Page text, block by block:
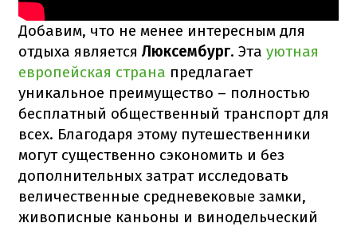
Добавим, что не менее интересным для
отдыха является Люксембург. Эта уютная
европейская страна предлагает
уникальное преимущество – полностью
бесплатный общественный транспорт для
всех. Благодаря этому путешественники
могут существенно сэкономить и без
дополнительных затрат исследовать
величественные средневековые замки,
живописные каньоны и винодельческий